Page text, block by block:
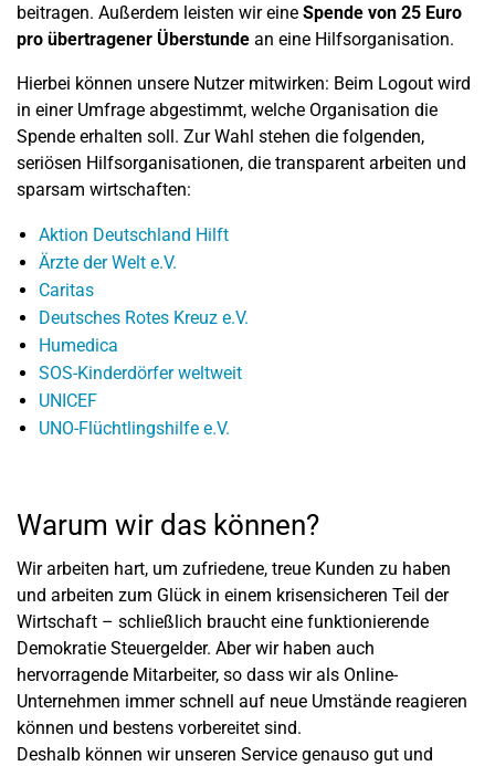
beitragen. Außerdem leisten wir eine Spende von 25 Euro
pro übertragener Überstunde an eine Hilfsorganisation.
Hierbei können unsere Nutzer mitwirken: Beim Logout wird
in einer Umfrage abgestimmt, welche Organisation die
Spende erhalten soll. Zur Wahl stehen die folgenden,
seriösen Hilfsorganisationen, die transparent arbeiten und
sparsam wirtschaften:
Aktion Deutschland Hilft
Ärzte der Welt e.V.
Caritas
Deutsches Rotes Kreuz e.V.
Humedica
SOS-Kinderdörfer weltweit
UNICEF
UNO-Flüchtlingshilfe e.V.
Warum wir das können?
Wir arbeiten hart, um zufriedene, treue Kunden zu haben
und arbeiten zum Glück in einem krisensicheren Teil der
Wirtschaft – schließlich braucht eine funktionierende
Demokratie Steuergelder. Aber wir haben auch
hervorragende Mitarbeiter, so dass wir als Online-
Unternehmen immer schnell auf neue Umstände reagieren
können und bestens vorbereitet sind.
Deshalb können wir unseren Service genauso gut und